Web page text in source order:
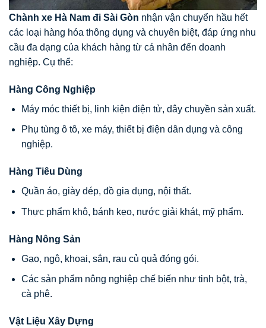
Chành xe Hà Nam đi Sài Gòn nhận vận chuyển hầu hết
các loại hàng hóa thông dụng và chuyên biệt, đáp ứng nhu
cầu đa dạng của khách hàng từ cá nhân đến doanh
nghiệp. Cụ thể:
Hàng Công Nghiệp
Máy móc thiết bị, linh kiện điện tử, dây chuyền sản xuất.
Phụ tùng ô tô, xe máy, thiết bị điện dân dụng và công
nghiệp.
Hàng Tiêu Dùng
Quần áo, giày dép, đồ gia dụng, nội thất.
Thực phẩm khô, bánh kẹo, nước giải khát, mỹ phẩm.
Hàng Nông Sản
Gạo, ngô, khoai, sắn, rau củ quả đóng gói.
Các sản phẩm nông nghiệp chế biến như tinh bột, trà,
cà phê.
Vật Liệu Xây Dựng